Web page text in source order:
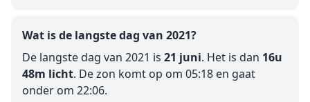
Wat is de langste dag van 2021?
De langste dag van 2021 is 21 juni. Het is dan 16u
48m licht. De zon komt op om 05:18 en gaat
onder om 22:06.